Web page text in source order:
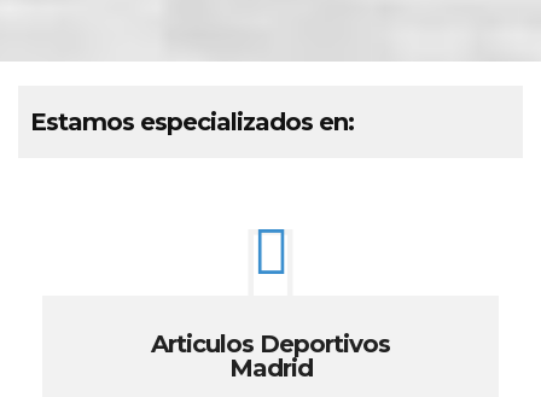
Estamos especializados en:
Articulos Deportivos
Madrid